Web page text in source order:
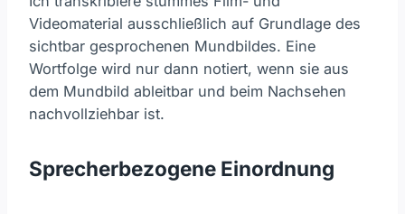
Videomaterial ausschließlich auf Grundlage des
sichtbar gesprochenen Mundbildes. Eine
Wortfolge wird nur dann notiert, wenn sie aus
dem Mundbild ableitbar und beim Nachsehen
nachvollziehbar ist.
Sprecherbezogene Einordnung